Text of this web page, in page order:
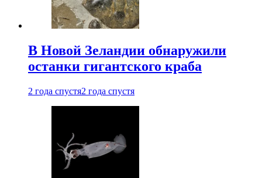
В Новой Зеландии обнаружили
останки гигантского краба
2 года спустя2 года спустя